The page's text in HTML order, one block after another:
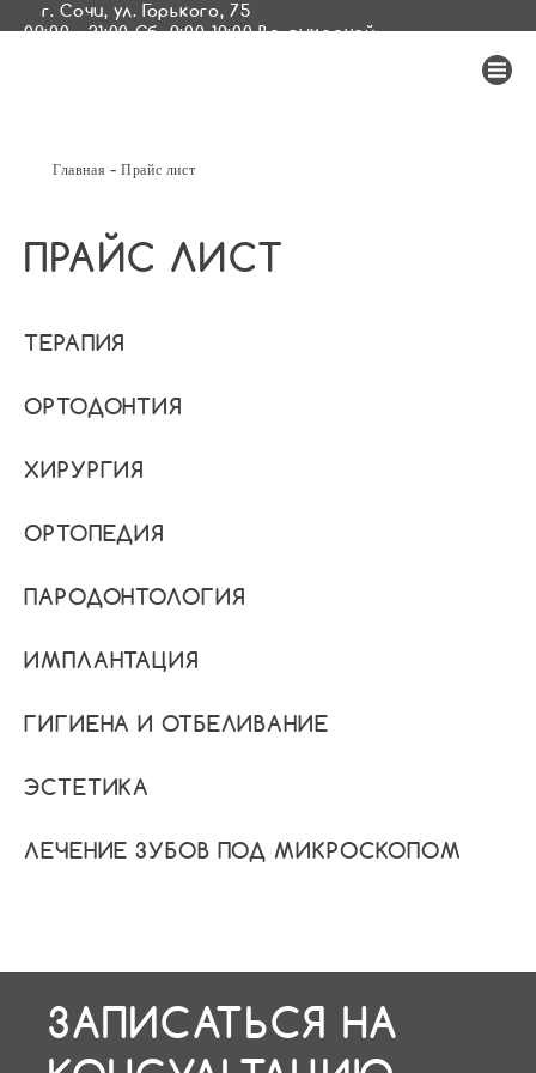
г. Сочи, ул. Горького, 75
09:00 - 21:00 Сб. 9:00-19:00 Вс. выходной
Главная -Прайс лист
ПРАЙС ЛИСТ
ТЕРАПИЯ
ОРТОДОНТИЯ
ХИРУРГИЯ
ОРТОПЕДИЯ
ПАРОДОНТОЛОГИЯ
ИМПЛАНТАЦИЯ
ГИГИЕНА И ОТБЕЛИВАНИЕ
ЭСТЕТИКА
ЛЕЧЕНИЕ ЗУБОВ ПОД МИКРОСКОПОМ
ЗАПИСАТЬСЯ НА